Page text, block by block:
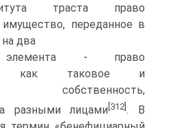
траста право
переданное в
на два
элемента - право
как таковое и
собственность,
разными лицами[312]. В